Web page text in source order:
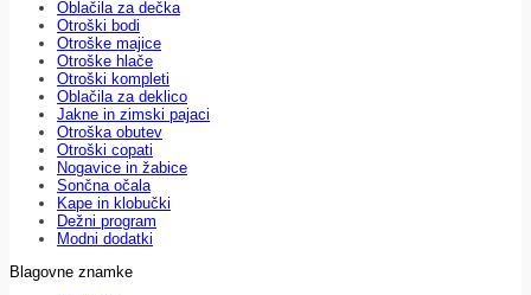
Oblačila za dečka
Otroški bodi
Otroške majice
Otroške hlače
Otroški kompleti
Oblačila za deklico
Jakne in zimski pajaci
Otroška obutev
Otroški copati
Nogavice in žabice
Sončna očala
Kape in klobučki
Dežni program
Modni dodatki
Blagovne znamke